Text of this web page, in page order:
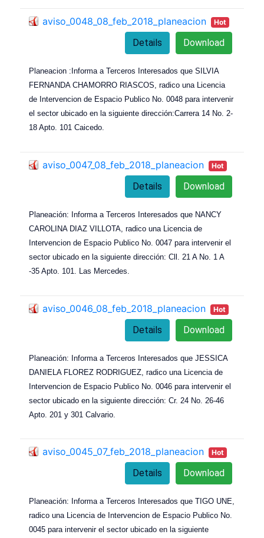
aviso_0048_08_feb_2018_planeacion Hot
Download
Details
Planeacion :Informa a Terceros Interesados que SILVIA
FERNANDA CHAMORRO RIASCOS, radico una Licencia
de Intervencion de Espacio Publico No. 0048 para intervenir
el sector ubicado en la siguiente dirección:Carrera 14 No. 2-
18 Apto. 101 Caicedo.
aviso_0047_08_feb_2018_planeacion Hot
Download
Details
Planeación: Informa a Terceros Interesados que NANCY
CAROLINA DIAZ VILLOTA, radico una Licencia de
Intervencion de Espacio Publico No. 0047 para intervenir el
sector ubicado en la siguiente dirección: Cll. 21 A No. 1 A
-35 Apto. 101. Las Mercedes.
aviso_0046_08_feb_2018_planeacion Hot
Download
Details
Planeación: Informa a Terceros Interesados que JESSICA
DANIELA FLOREZ RODRIGUEZ, radico una Licencia de
Intervencion de Espacio Publico No. 0046 para intervenir el
sector ubicado en la siguiente dirección: Cr. 24 No. 26-46
Apto. 201 y 301 Calvario.
aviso_0045_07_feb_2018_planeacion Hot
Download
Details
Planeación: Informa a Terceros Interesados que TIGO UNE,
radico una Licencia de Intervencion de Espacio Publico No.
0045 para intervenir el sector ubicado en la siguiente